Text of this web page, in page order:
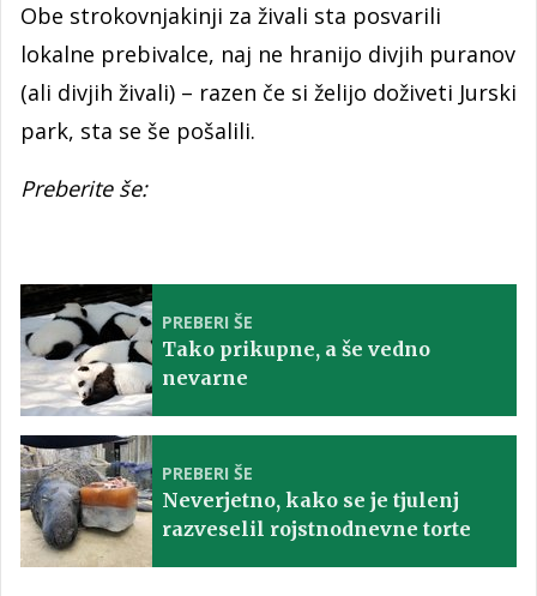
Obe strokovnjakinji za živali sta posvarili
lokalne prebivalce, naj ne hranijo divjih puranov
(ali divjih živali) – razen če si želijo doživeti Jurski
park, sta se še pošalili.
Preberite še:
PREBERI ŠE
Tako prikupne, a še vedno
nevarne
PREBERI ŠE
Neverjetno, kako se je tjulenj
razveselil rojstnodnevne torte